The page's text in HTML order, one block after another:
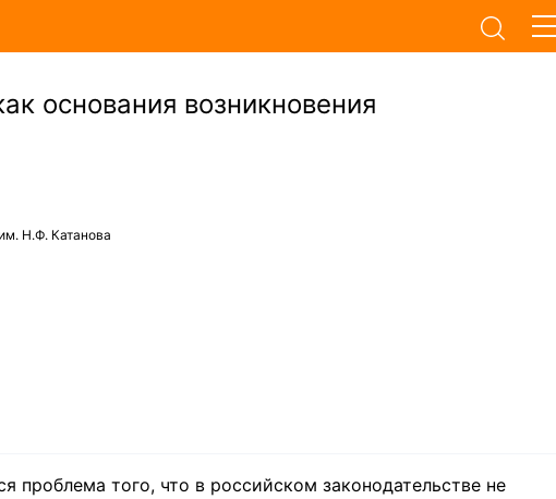
основания возникновения
Н.Ф. Катанова
проблема того, что в российском законодательстве не